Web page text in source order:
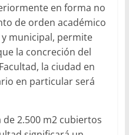
en forma no
de orden académico
municipal, permite
la concreción del
la ciudad en
en particular será
2.500 m2 cubiertos